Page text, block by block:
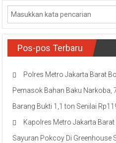
Pos-pos Terbaru
Polres Metro Jakarta Barat
Pemasok Bahan Baku Narkoba,
Barang Bukti 1,1 ton Senilai
Kapolres Metro Jakarta Barat
Sayuran Pokcoy Di Greenhouse